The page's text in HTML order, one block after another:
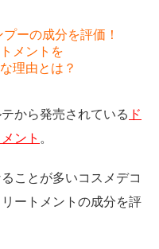
ーの成分を評価！
メントを
理由とは？
から発売されている ド
ント 。
ことが多いコスメデコ
ートメントの成分を評